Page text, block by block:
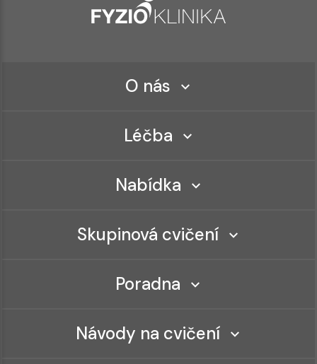
O nás
Léčba
Nabídka
Skupinová cvičení
Poradna
Návody na cvičení